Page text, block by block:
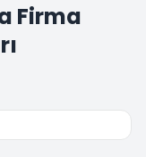
Firma